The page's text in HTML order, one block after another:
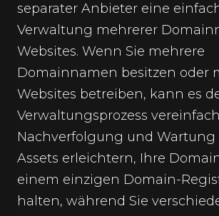
separater Anbieter eine
Verwaltung mehrerer
Websites. Wenn Sie mehrere
Domainnamen besitzen oder
Websites betreiben, kann es
Verwaltungsprozess
Nachverfolgung und Wartung
Assets erleichtern, Ihre
einem einzigen Domain-
halten, während Sie